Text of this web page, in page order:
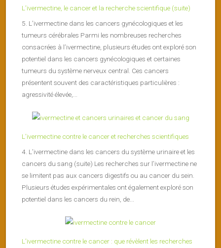
L’ivermectine, le cancer et la recherche scientifique (suite)
5. L’ivermectine dans les cancers gynécologiques et les
tumeurs cérébrales Parmi les nombreuses recherches
consacrées à l’ivermectine, plusieurs études ont exploré son
potentiel dans les cancers gynécologiques et certaines
tumeurs du système nerveux central. Ces cancers
présentent souvent des caractéristiques particulières :
agressivité élevée,...
L’ivermectine contre le cancer et recherches scientifiques
4. L’ivermectine dans les cancers du système urinaire et les
cancers du sang (suite) Les recherches sur l’ivermectine ne
se limitent pas aux cancers digestifs ou au cancer du sein.
Plusieurs études expérimentales ont également exploré son
potentiel dans les cancers du rein, de...
L’ivermectine contre le cancer : que révèlent les recherches